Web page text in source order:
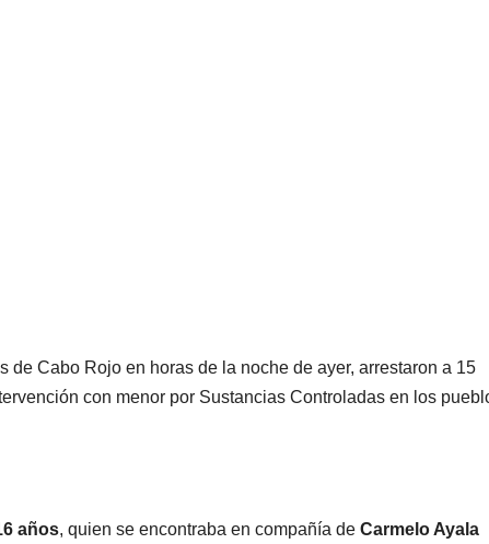
Cabo Rojo en horas de la noche de ayer, arrestaron a 15
con menor por Sustancias Controladas en los
años, quien se encontraba en compañía de Carmelo Ayala